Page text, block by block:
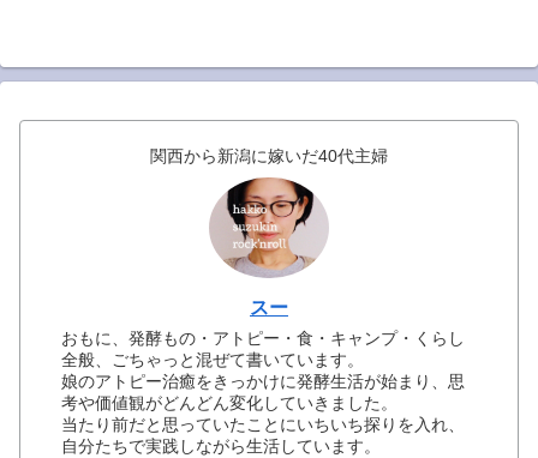
関西から新潟に嫁いだ40代主婦
スー
おもに、発酵もの・アトピー・食・キャンプ・くらし
全般、ごちゃっと混ぜて書いています。
娘のアトピー治癒をきっかけに発酵生活が始まり、思
考や価値観がどんどん変化していきました。
当たり前だと思っていたことにいちいち探りを入れ、
自分たちで実践しながら生活しています。